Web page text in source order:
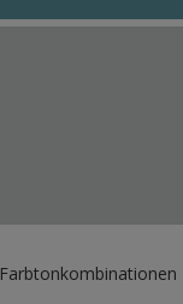
Farbtonkombinationen